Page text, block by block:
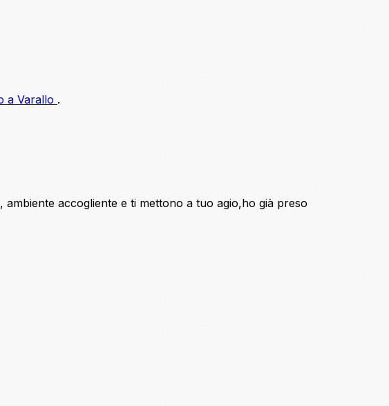
a Varallo .
accogliente e ti mettono a tuo agio,ho già preso